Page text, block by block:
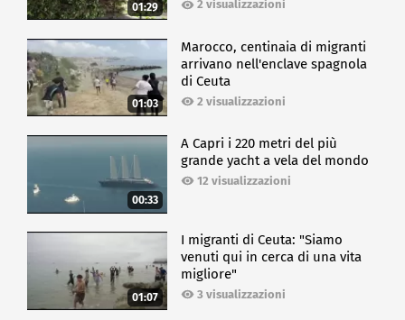
01:29 2 visualizzazioni
01:03
Marocco, centinaia di migranti
arrivano nell'enclave spagnola
di Ceuta
2 visualizzazioni
00:33
A Capri i 220 metri del più
grande yacht a vela del mondo
12 visualizzazioni
01:07
I migranti di Ceuta: "Siamo
venuti qui in cerca di una vita
migliore"
3 visualizzazioni